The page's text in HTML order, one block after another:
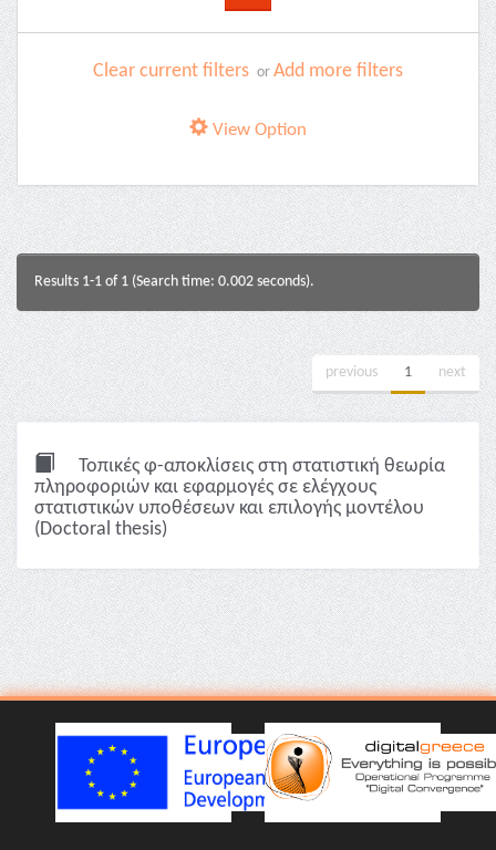
Clear current filters or Add more filters
View Option
Results 1-1 of 1 (Search time: 0.002 seconds).
previous 1 next
Τοπικές φ-αποκλίσεις στη στατιστική θεωρία
πληροφοριών και εφαρμογές σε ελέγχους
στατιστικών υποθέσεων και επιλογής μοντέλου
(Doctoral thesis)